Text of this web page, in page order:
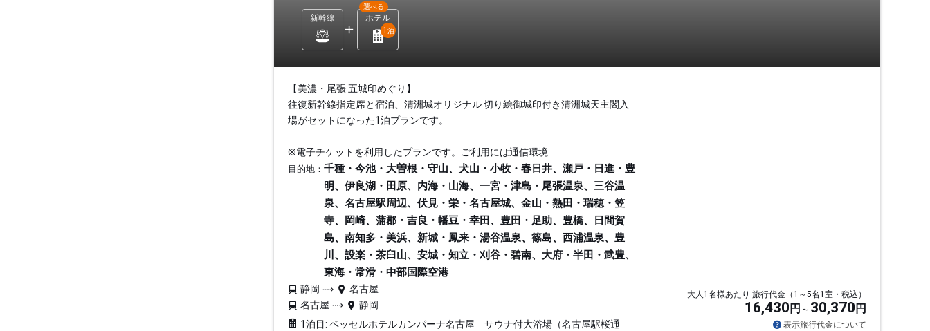
新幹線 ホテル
選べる
1 泊
【美濃・尾張 五城印めぐり】
往復新幹線指定席と宿泊、清洲城オリジナル 切り絵御城印付き清洲城天主閣入
場がセットになった1泊プランです。
※電子チケットを利用したプランです。ご利用には通信環境
目的地： 千種・今池・大曽根・守山、犬山・小牧・春日井、瀬戸・日進・豊
明、伊良湖・田原、内海・山海、一宮・津島・尾張温泉、三谷温
泉、名古屋駅周辺、伏見・栄・名古屋城、金山・熱田・瑞穂・笠
寺、岡崎、蒲郡・吉良・幡豆・幸田、豊田・足助、豊橋、日間賀
島、南知多・美浜、新城・鳳来・湯谷温泉、篠島、西浦温泉、豊
川、設楽・茶臼山、安城・知立・刈谷・碧南、大府・半田・武豊、
東海・常滑・中部国際空港
静岡
名古屋
名古屋
静岡
1泊目: ベッセルホテルカンパーナ名古屋 サウナ付大浴場（名古屋駅桜通
大人1名様あたり 旅行代金（1～5名1室・税込）
16,430 円 30,370 円
表示旅行代金について